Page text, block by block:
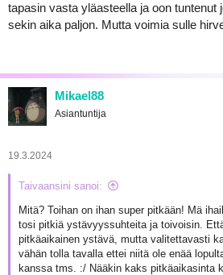
tapasin vasta yläasteella ja oon tuntenut
sekin aika paljon. Mutta voimia sulle
Mikael88
Asiantuntija
19.3.2024
Taivaansini sanoi:
Mitä? Toihan on ihan super pitkään! Mä
tosi pitkiä ystävyyssuhteita ja toivoisin.
pitkäaikainen ystävä, mutta valitettavasti
vähän tolla tavalla ettei niitä ole enää
kanssa tms. :/ Nääkin kaks pitkäaikasinta